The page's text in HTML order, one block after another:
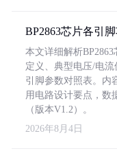
BP2863芯片各引
本文详细解析
定义、典型电压/电
引脚参数对照表。内
用电路设计要点，数
（版本V1.2）。
2026年8月4日